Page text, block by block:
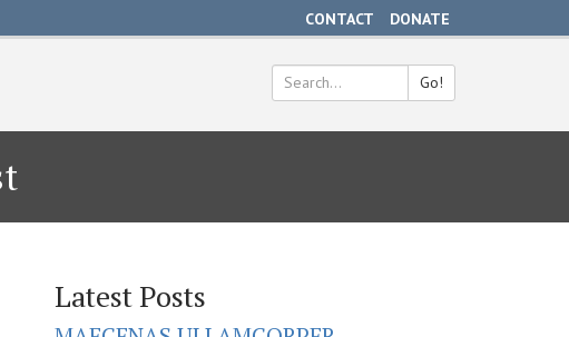
CONTACT DONATE
Go!
*
Latest Posts